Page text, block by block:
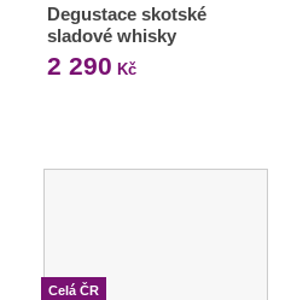
Degustace skotské
sladové whisky
2 290 Kč
Celá ČR